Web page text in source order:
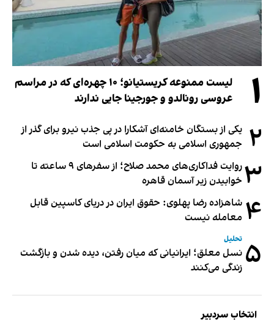
۱
لیست ممنوعه کریستیانو؛ ۱۰ چهره‌ای که در مراسم
عروسی رونالدو و جورجینا جایی ندارند
۲ یکی از بستگان خامنه‌ای آشکارا در پی جذب نیرو برای گذر از
جمهوری اسلامی به حکومت اسلامی است
۳
روایت فداکاری‌های محمد صلاح؛ از سفرهای ۹ ساعته تا
خوابیدن زیر آسمان قاهره
۴ شاهزاده رضا پهلوی: حقوق ایران در دریای کاسپین قابل
معامله نیست
۵ تحلیل
نسل معلق؛ ایرانیانی که میان رفتن، دیده شدن و بازگشت
زندگی می‌کنند
انتخاب سردبیر